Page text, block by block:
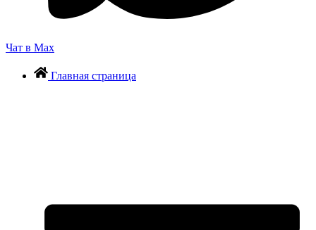
Чат в Max
Главная страница